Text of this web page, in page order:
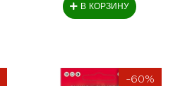
В КОРЗИНУ
-60%